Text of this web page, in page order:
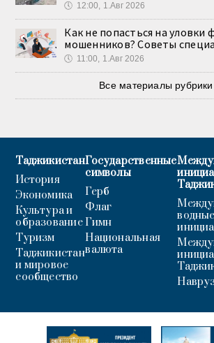
🕔 12:00, 1.Авг 2026
Как не попасться на уловки
мошенников? Советы
🕔 11:00, 1.Авг 2026
Все материалы рубрики
Таджикистан
История
Экономика
Культура и
образование
Туризм
Таджикистан
и мировое
сообщество
Государственные
символы
Герб
Флаг
Гимн
Национальная
валюта
водные